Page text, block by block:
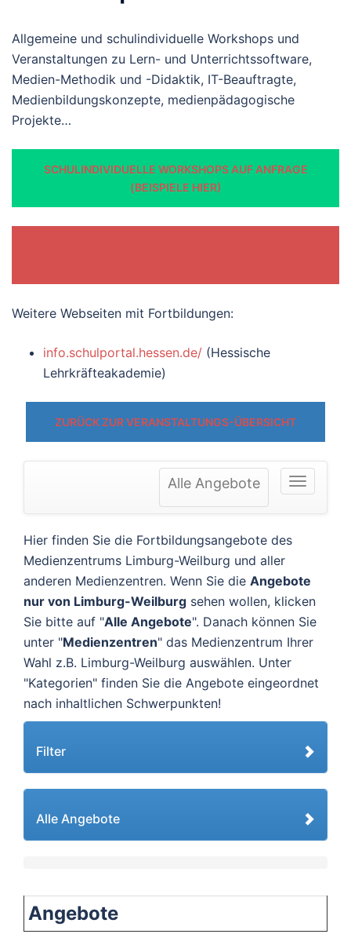
Allgemeine und schulindividuelle Workshops und
Veranstaltungen zu Lern- und Unterrichtssoftware,
Medien-Methodik und -Didaktik, IT-Beauftragte,
Medienbildungskonzepte, medienpädagogische
Projekte…
SCHULINDIVIDUELLE WORKSHOPS AUF ANFRAGE
(BEISPIELE HIER)
Weitere Webseiten mit Fortbildungen:
info.schulportal.hessen.de/ (Hessische
Lehrkräfteakademie)
ZURÜCK ZUR VERANSTALTUNGS-ÜBERSICHT
Alle Angebote
Hier finden Sie die Fortbildungsangebote des
Medienzentrums Limburg-Weilburg und aller
anderen Medienzentren. Wenn Sie die Angebote
nur von Limburg-Weilburg sehen wollen, klicken
Sie bitte auf "Alle Angebote". Danach können Sie
unter "Medienzentren" das Medienzentrum Ihrer
Wahl z.B. Limburg-Weilburg auswählen. Unter
"Kategorien" finden Sie die Angebote eingeordnet
nach inhaltlichen Schwerpunkten!
Filter
Alle Angebote
Angebote